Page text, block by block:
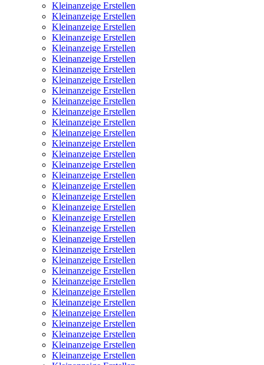
Kleinanzeige Erstellen
Kleinanzeige Erstellen
Kleinanzeige Erstellen
Kleinanzeige Erstellen
Kleinanzeige Erstellen
Kleinanzeige Erstellen
Kleinanzeige Erstellen
Kleinanzeige Erstellen
Kleinanzeige Erstellen
Kleinanzeige Erstellen
Kleinanzeige Erstellen
Kleinanzeige Erstellen
Kleinanzeige Erstellen
Kleinanzeige Erstellen
Kleinanzeige Erstellen
Kleinanzeige Erstellen
Kleinanzeige Erstellen
Kleinanzeige Erstellen
Kleinanzeige Erstellen
Kleinanzeige Erstellen
Kleinanzeige Erstellen
Kleinanzeige Erstellen
Kleinanzeige Erstellen
Kleinanzeige Erstellen
Kleinanzeige Erstellen
Kleinanzeige Erstellen
Kleinanzeige Erstellen
Kleinanzeige Erstellen
Kleinanzeige Erstellen
Kleinanzeige Erstellen
Kleinanzeige Erstellen
Kleinanzeige Erstellen
Kleinanzeige Erstellen
Kleinanzeige Erstellen